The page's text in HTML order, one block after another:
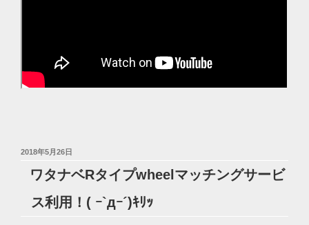
投
2018年5月26日
ワタナベRタイプwheelマッチングサービ
ス利用！( ｰ`дｰ´)ｷﾘｯ